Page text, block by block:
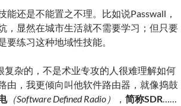
还是不能置之不理。比如说Passwall，
，显然在城市生活就不需要学习；但只要
练习这种地域性技能。
复杂的，不是术业专攻的人很难理解如何
由，我更倾向叫他软件路由器，就像捣鼓
（Software Defined Radio） ， 简称SDR……